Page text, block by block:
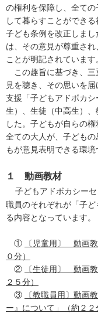
の権利を保障し、全て
して暮らすことができ
子ども条例を改正しま
は、その意見が尊重され
ことが明記されています
この趣旨に基づき、三
見を聴き、その思いを
支援「子どもアドボカ
生）、生徒（中高生）
した。子どもが自らの
全ての大人が、子ども
もが意見表明できる環境
１ 動画教材
子どもアドボカシー
職員のそれぞれが「子
る内容となっています。
①
〔児童用〕 動画
０分）
②
〔生徒用〕 動画
２５分）
③
〔教職員用〕動画
ー』について」（約２２